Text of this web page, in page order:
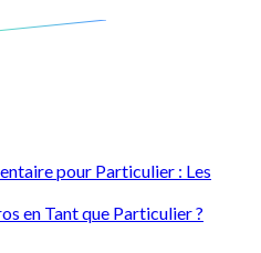
pour Particulier : Les
en Tant que Particulier ?